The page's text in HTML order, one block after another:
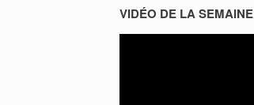
VIDÉO DE LA SEMAINE